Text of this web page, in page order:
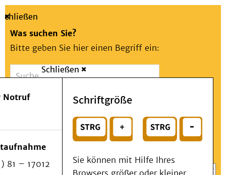
Suche
Schließen
Was suchen Sie?
Bitte geben Sie hier einen Begriff ein:
Suchen
oder
Wählen Sie ein Thema für Ihren Schnelleinstieg
Notfall
Schließen
Notruf
81 – 17012
Schriftgröße
Sie können mit Hilfe Ihres
Browsers größer oder kleiner
Menü
Patienten & Besucher
Kliniken/Institute/Zentren
Als Patient am UKD
Beratung und Unterstützung